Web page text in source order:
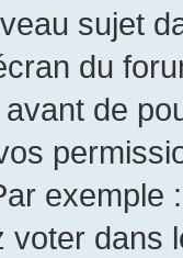
sujet
du
avant de
exemple
voter dans